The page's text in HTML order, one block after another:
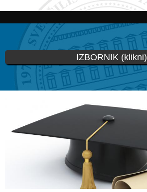
Skip to
content
IZBORNIK (klikni)
You are here